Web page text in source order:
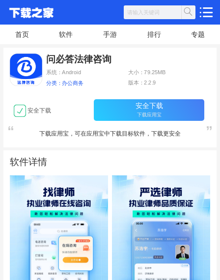
首页 软件 手游 排行 专题
问必答法律咨询
系统：Android 大小：79.25MB
分类：办公商务 版本：2.2.9
安全下载
安全下载
下载应用宝
下载应用宝，可在应用宝中下载目标软件，下载更安全
软件详情